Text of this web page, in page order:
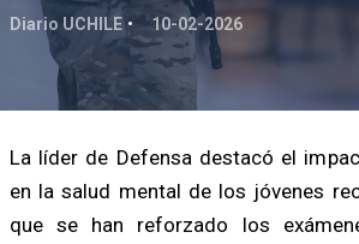
Diario UCHILE 10-02-2026
La líder de Defensa destacó el
en la salud mental de los jóvenes
que se han reforzado los